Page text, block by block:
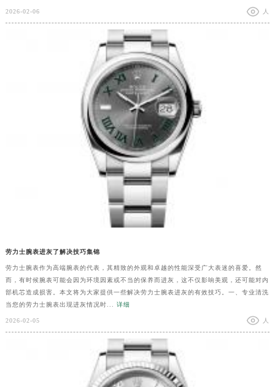
2026-02-06 人
劳力士腕表进灰了解决技巧集锦
劳力士腕表作为高端腕表的代表，其精致的外观和卓越的性能深受广大表迷的喜爱。然
而，有时候腕表可能会因为环境因素或不当的保养而进灰，这不仅影响美观，还可能对内
部机芯造成损害。本文将为大家提供一些解决劳力士腕表进灰的有效技巧。一、专业清洗
当您的劳力士腕表出现进灰情况时... 详细
2026-02-05 人